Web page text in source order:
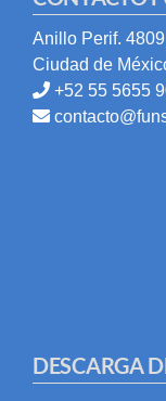
Anillo Perif.
Ciudad de
+52 55 5655
DESCARGA